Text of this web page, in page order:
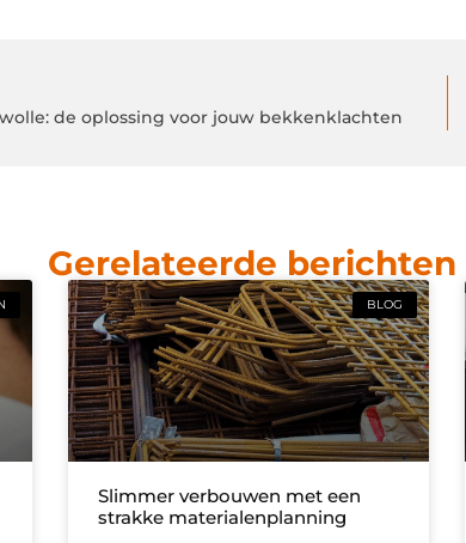
de oplossing voor jouw bekkenklachten
Gerelateerde berichten
BLOG
Slimmer verbouwen met een
strakke materialenplanning